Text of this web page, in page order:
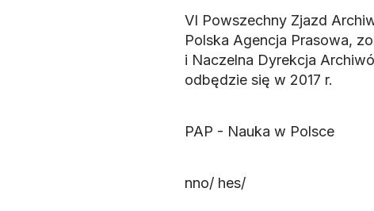
VI Powszechny Zjazd
Polska Agencja Prasowa,
i Naczelna Dyrekcja
odbędzie się w 2017 r.
PAP - Nauka w Polsce
nno/ hes/